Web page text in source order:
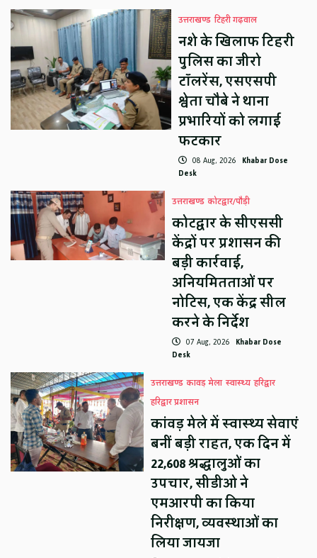
उत्तराखण्ड टिहरी गढ़वाल
नशे के खिलाफ टिहरी
पुलिस का जीरो
टॉलरेंस, एसएसपी
श्वेता चौबे ने थाना
प्रभारियों को लगाई
फटकार
08 Aug, 2026 Khabar Dose
Desk
उत्तराखण्ड कोटद्वार/पौड़ी
कोटद्वार के सीएससी
केंद्रों पर प्रशासन की
बड़ी कार्रवाई,
अनियमितताओं पर
नोटिस, एक केंद्र सील
करने के निर्देश
07 Aug, 2026 Khabar Dose
Desk
उत्तराखण्ड कावड़ मेला स्वास्थ्य हरिद्वार
हरिद्वार प्रशासन
कांवड़ मेले में स्वास्थ्य सेवाएं
बनीं बड़ी राहत, एक दिन में
22,608 श्रद्धालुओं का
उपचार, सीडीओ ने
एमआरपी का किया
निरीक्षण, व्यवस्थाओं का
लिया जायजा